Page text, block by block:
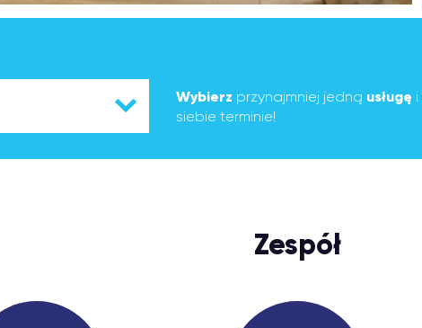
Wybierz przynajmniej jedną usługę i
siebie terminie!
Zespół